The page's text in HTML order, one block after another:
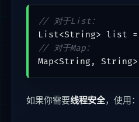
// 对于List：
List<String> list =
// 对于Map：
Map<String, String>
如果你需要线程安全，使用：